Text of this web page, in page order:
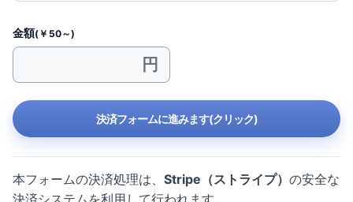
金額(￥50～)
決済フォームに進みます(クリック)
本フォームの決済処理は、 Stripe（ストライプ） の安全な
決済システムを利用して行われます。